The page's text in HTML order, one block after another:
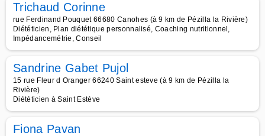
Trichaud Corinne
rue Ferdinand Pouquet 66680 Canohes (à 9 km de Pézilla la Rivière)
Diététicien, Plan diététique personnalisé, Coaching nutritionnel,
Impédancemétrie, Conseil
Sandrine Gabet Pujol
15 rue Fleur d Oranger 66240 Saint esteve (à 9 km de Pézilla la
Rivière)
Diététicien à Saint Estève
Fiona Pavan